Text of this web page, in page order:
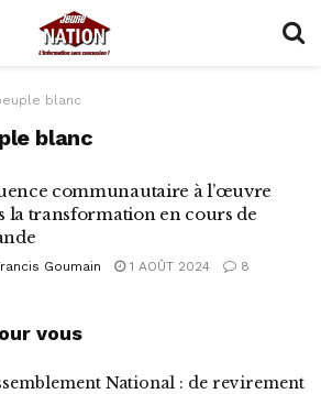
blanc
blanc
communautaire à l’œuvre
la transformation en cours de
Goumain 1 AOÛT 2024 8
vous
National : de revirement